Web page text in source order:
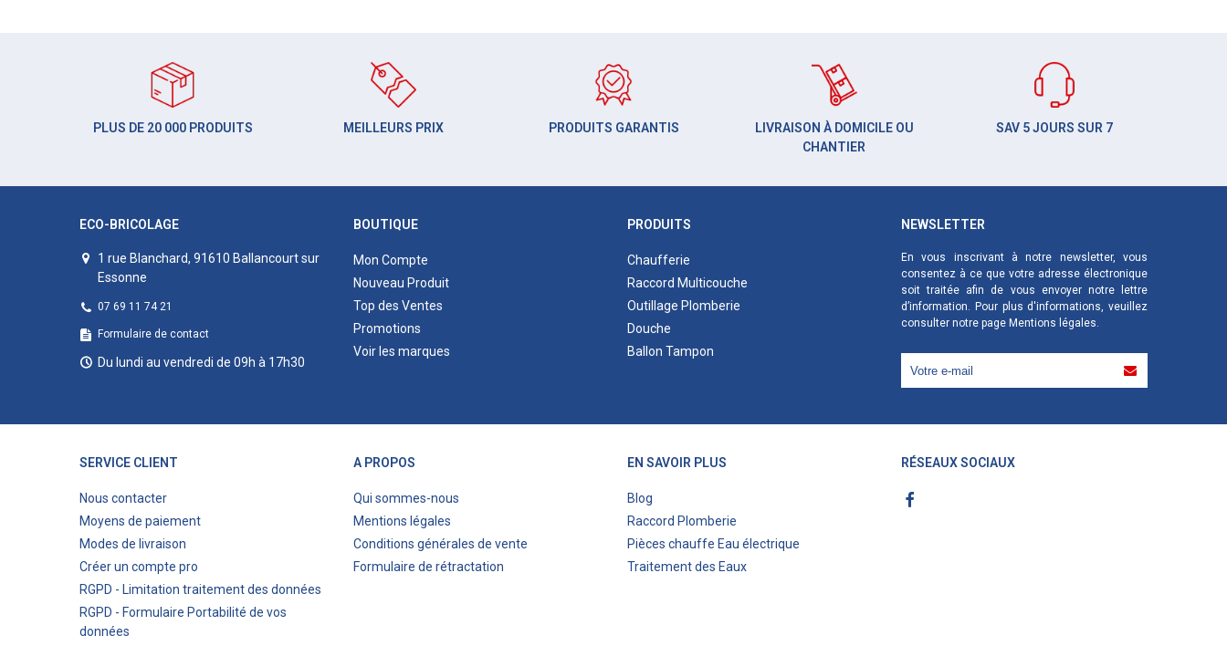
PLUS DE 20 000 PRODUITS MEILLEURS PRIX PRODUITS GARANTIS
LIVRAISON À DOMICILE OU
CHANTIER
SAV 5 JOURS SUR 7
ECO-BRICOLAGE
1 rue Blanchard, 91610 Ballancourt sur
Essonne
07 69 11 74 21
Formulaire de contact
Du lundi au vendredi de 09h à 17h30
BOUTIQUE
Mon Compte
Nouveau Produit
Top des Ventes
Promotions
Voir les marques
PRODUITS
Chaufferie
Raccord Multicouche
Outillage Plomberie
Douche
Ballon Tampon
NEWSLETTER
En vous inscrivant à notre newsletter, vous
consentez à ce que votre adresse électronique
soit traitée afin de vous envoyer notre lettre
d’information. Pour plus d'informations, veuillez
consulter notre page Mentions légales.
SERVICE CLIENT
Nous contacter
Moyens de paiement
Modes de livraison
Créer un compte pro
RGPD - Limitation traitement des données
RGPD - Formulaire Portabilité de vos
données
A PROPOS
Qui sommes-nous
Mentions légales
Conditions générales de vente
Formulaire de rétractation
EN SAVOIR PLUS
Blog
Raccord Plomberie
Pièces chauffe Eau électrique
Traitement des Eaux
RÉSEAUX SOCIAUX